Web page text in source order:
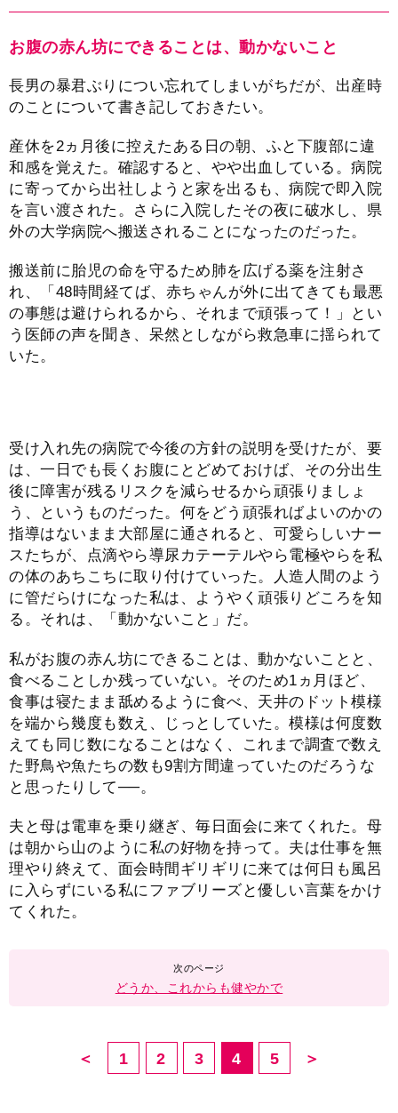
お腹の赤ん坊にできることは、動かないこと
長男の暴君ぶりについ忘れてしまいがちだが、出産時
のことについて書き記しておきたい。
産休を2ヵ月後に控えたある日の朝、ふと下腹部に違
和感を覚えた。確認すると、やや出血している。病院
に寄ってから出社しようと家を出るも、病院で即入院
を言い渡された。さらに入院したその夜に破水し、県
外の大学病院へ搬送されることになったのだった。
搬送前に胎児の命を守るため肺を広げる薬を注射さ
れ、「48時間経てば、赤ちゃんが外に出てきても最悪
の事態は避けられるから、それまで頑張って！」とい
う医師の声を聞き、呆然としながら救急車に揺られて
いた。
受け入れ先の病院で今後の方針の説明を受けたが、要
は、一日でも長くお腹にとどめておけば、その分出生
後に障害が残るリスクを減らせるから頑張りましょ
う、というものだった。何をどう頑張ればよいのかの
指導はないまま大部屋に通されると、可愛らしいナー
スたちが、点滴やら導尿カテーテルやら電極やらを私
の体のあちこちに取り付けていった。人造人間のよう
に管だらけになった私は、ようやく頑張りどころを知
る。それは、「動かないこと」だ。
私がお腹の赤ん坊にできることは、動かないことと、
食べることしか残っていない。そのため1ヵ月ほど、
食事は寝たまま舐めるように食べ、天井のドット模様
を端から幾度も数え、じっとしていた。模様は何度数
えても同じ数になることはなく、これまで調査で数え
た野鳥や魚たちの数も9割方間違っていたのだろうな
と思ったりして──。
夫と母は電車を乗り継ぎ、毎日面会に来てくれた。母
は朝から山のように私の好物を持って。夫は仕事を無
理やり終えて、面会時間ギリギリに来ては何日も風呂
に入らずにいる私にファブリーズと優しい言葉をかけ
てくれた。
どうか、これからも健やかで
＜ 1 2 3 4 5 ＞